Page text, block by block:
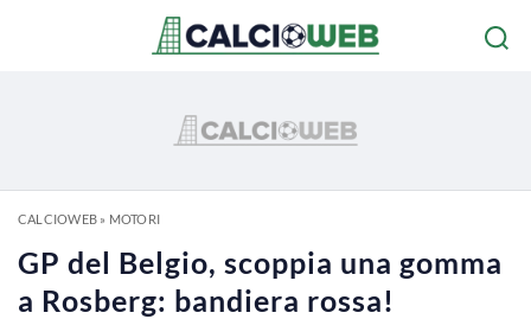
CALCIOWEB» MOTORI
GP del Belgio, scoppia una gomma
a Rosberg: bandiera rossa!